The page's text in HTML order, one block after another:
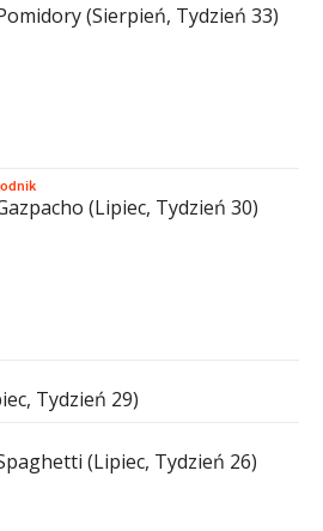
(Sierpień, Tydzień 33)
(Lipiec, Tydzień 30)
Tydzień 29)
(Lipiec, Tydzień 26)